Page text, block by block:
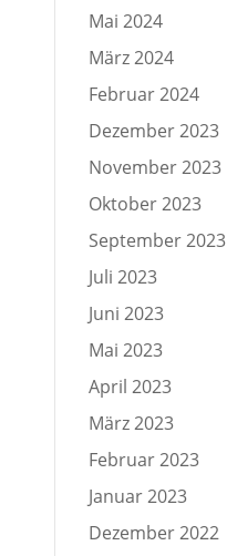
Mai 2024
März 2024
Februar 2024
Dezember 2023
November 2023
Oktober 2023
September 2023
Juli 2023
Juni 2023
Mai 2023
April 2023
März 2023
Februar 2023
Januar 2023
Dezember 2022